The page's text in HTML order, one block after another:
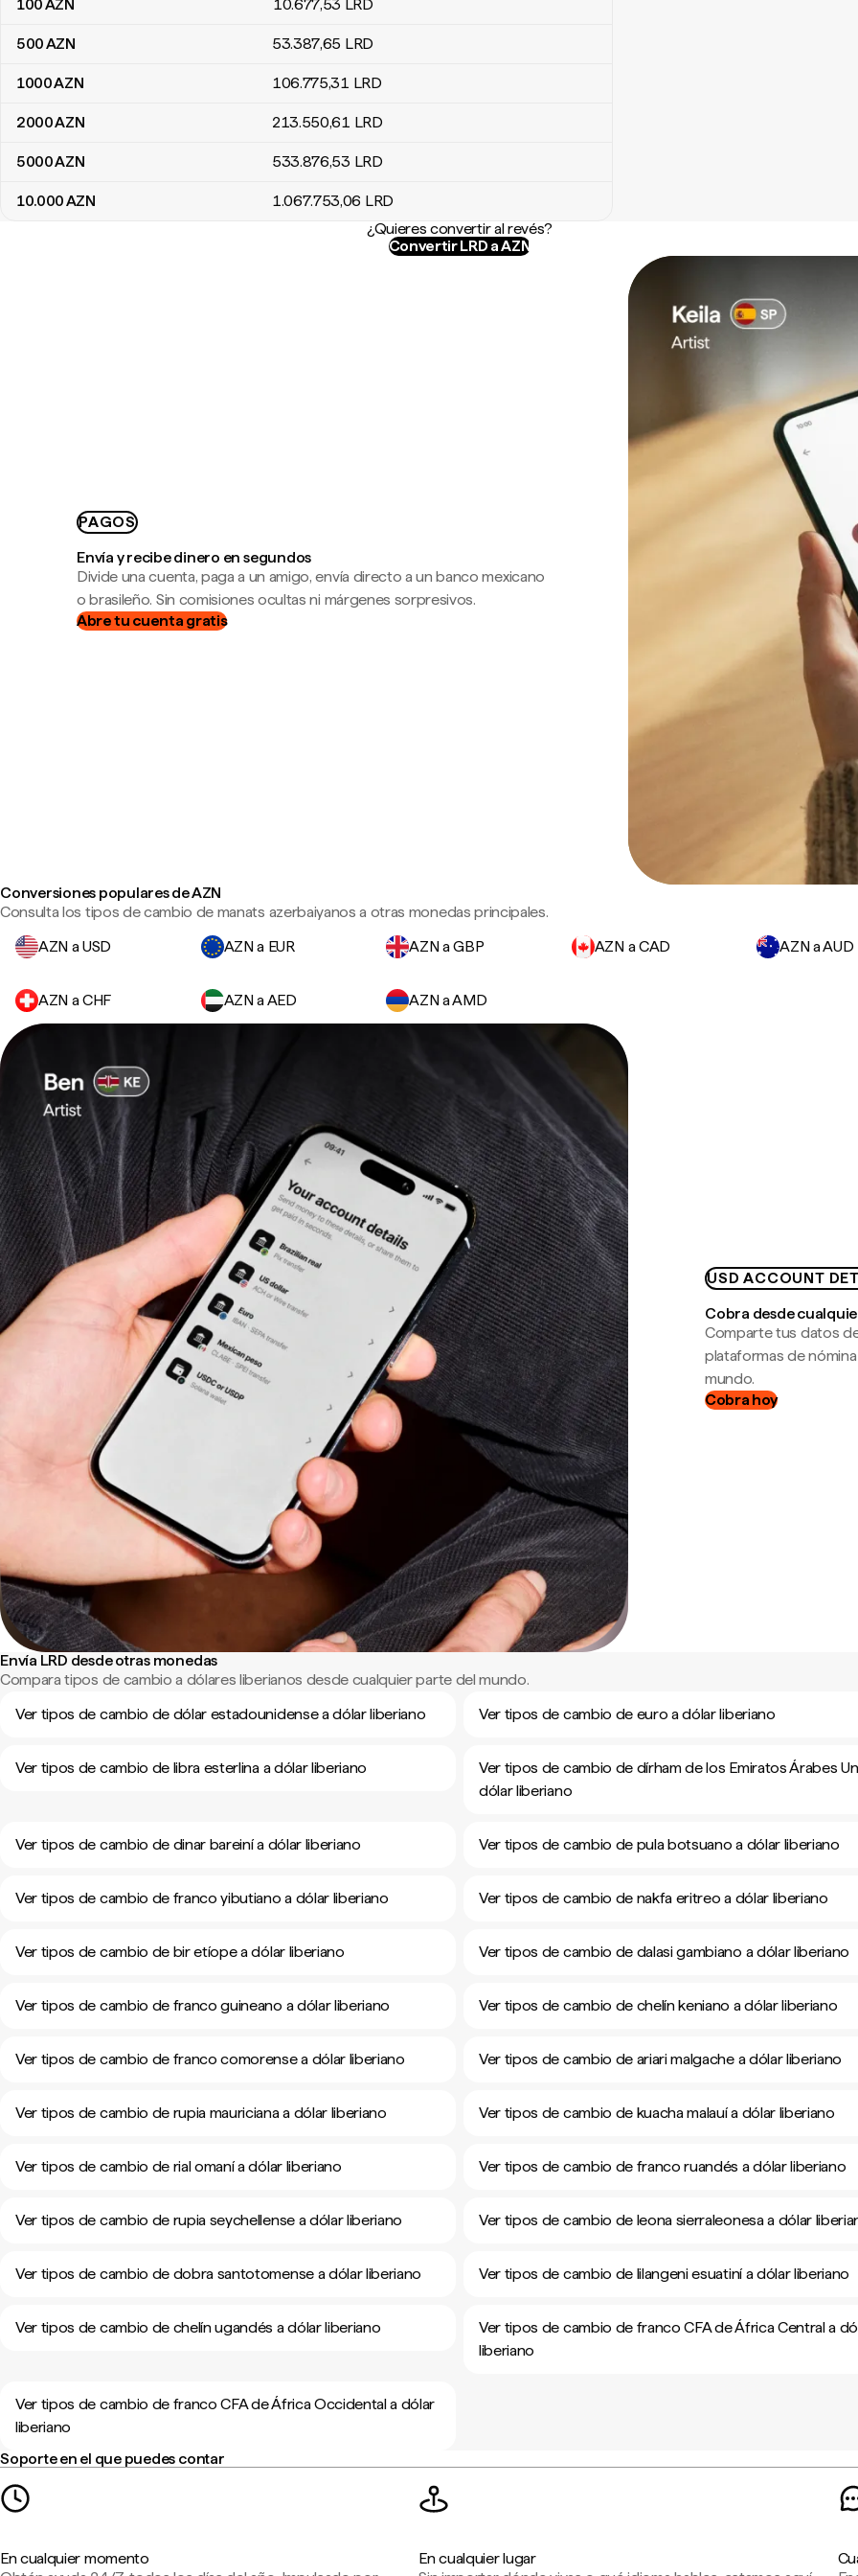
100AZN 10.677,53 LRD
500AZN 53.387,65 LRD
1000AZN 106.775,31 LRD
2000AZN 213.550,61 LRD
5000AZN 533.876,53 LRD
10.000AZN 1.067.753,06 LRD
¿Quieres convertir al revés?
Convertir LRD a AZN
PAGOS
Envía y recibe dinero en segundos
Divide una cuenta, paga a un amigo, envía directo a un banco mexicano
o brasileño. Sin comisiones ocultas ni márgenes sorpresivos.
Abre tu cuenta gratis
Conversiones populares de AZN
Consulta los tipos de cambio de manats azerbaiyanos a otras monedas principales.
AZN a USD
AZN a EUR AZN a GBP AZN a CAD AZN a AUD
AZN a CHF AZN a AED AZN a AMD
USD ACCOUNT
Cobra desde
Comparte tus datos
plataformas de
mundo.
Cobra hoy
Envía LRD desde otras monedas
Compara tipos de cambio a dólares liberianos desde cualquier parte del mundo.
Ver tipos de cambio de dólar estadounidense a dólar liberiano
Ver tipos de cambio de euro a dólar liberiano
Ver tipos de cambio de libra esterlina a dólar liberiano
Ver tipos de cambio de dírham de los Emiratos Árabes
dólar liberiano
Ver tipos de cambio de dinar bareiní a dólar liberiano Ver tipos de cambio de pula botsuano a dólar liberiano
Ver tipos de cambio de franco yibutiano a dólar liberiano Ver tipos de cambio de nakfa eritreo a dólar liberiano
Ver tipos de cambio de bir etíope a dólar liberiano Ver tipos de cambio de dalasi gambiano a dólar liberiano
Ver tipos de cambio de franco guineano a dólar liberiano Ver tipos de cambio de chelín keniano a dólar liberiano
Ver tipos de cambio de franco comorense a dólar liberiano Ver tipos de cambio de ariari malgache a dólar liberiano
Ver tipos de cambio de rupia mauriciana a dólar liberiano Ver tipos de cambio de kuacha malauí a dólar liberiano
Ver tipos de cambio de rial omaní a dólar liberiano Ver tipos de cambio de franco ruandés a dólar liberiano
Ver tipos de cambio de rupia seychellense a dólar liberiano Ver tipos de cambio de leona sierraleonesa a dólar
Ver tipos de cambio de dobra santotomense a dólar liberiano Ver tipos de cambio de lilangeni esuatiní a dólar liberiano
Ver tipos de cambio de chelín ugandés a dólar liberiano
Ver tipos de cambio de franco CFA de África Central a
liberiano
Ver tipos de cambio de franco CFA de África Occidental a dólar
liberiano
Soporte en el que puedes contar
En cualquier momento
En cualquier lugar